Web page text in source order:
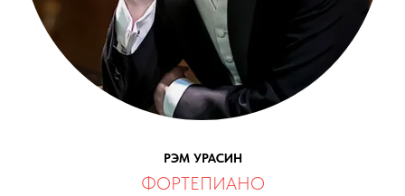
РЭМ УРАСИН
ФОРТЕПИАНО